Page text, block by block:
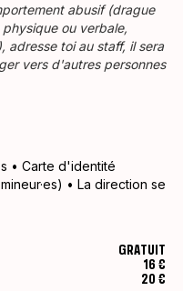
abusif (drague
ou verbale,
adresse toi au staff, il sera
vers d'autres personnes
• Carte d'identité
• La direction se
GRATUIT
16 €
20 €